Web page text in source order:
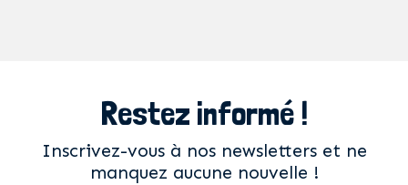
Restez informé !
Inscrivez-vous à nos newsletters et ne
manquez aucune nouvelle !